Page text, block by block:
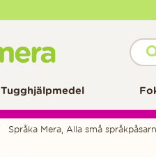
Tugghjälpmedel
Språka Mera, Alla små